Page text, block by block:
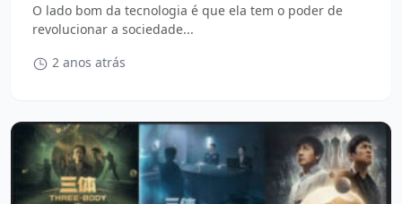
O lado bom da tecnologia é que ela tem o poder de
revolucionar a sociedade...
2 anos atrás